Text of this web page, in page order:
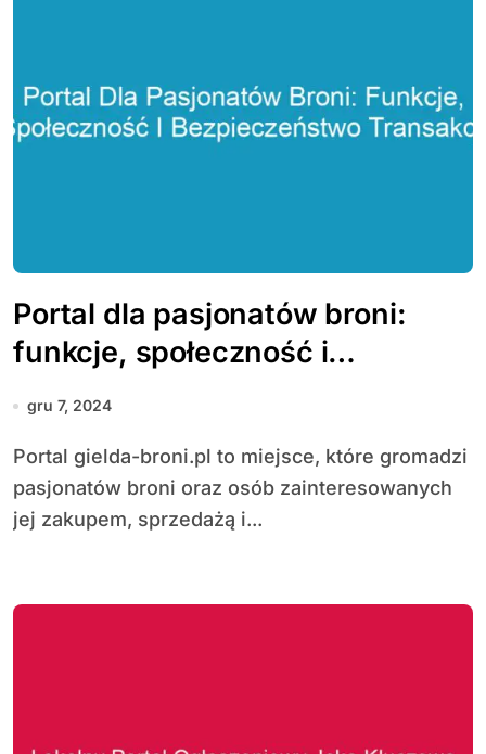
Portal dla pasjonatów broni:
funkcje, społeczność i
bezpieczeństwo transakcji
gru 7, 2024
Portal gielda-broni.pl to miejsce, które gromadzi
pasjonatów broni oraz osób zainteresowanych
jej zakupem, sprzedażą i...